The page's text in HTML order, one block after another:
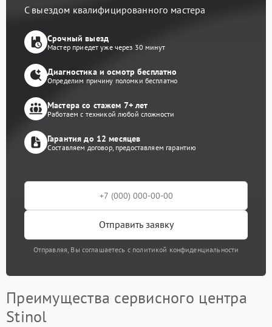
С выездом квалифицированного мастера
Срочный выезд
Мастер приедет уже через 30 минут
Диагностика и осмотр бесплатно
Определим причину поломки бесплатно
Мастера со стажем 7+ лет
Работаем с техникой любой сложности
Гарантия до 12 месяцев
Составляем договор, предоставляем гарантию
Отправить заявку
Отправляя, Вы соглашаетесь с политикой конфиденциальности
Преимущества сервисного центра
Stinol